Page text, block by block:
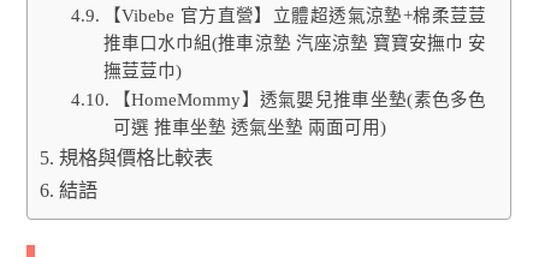
【Vibebe 官方直營】立體超透氣涼墊+棉柔荳荳
推車口水巾組(推車涼墊 汽座涼墊 寶寶安撫巾 安
撫荳荳巾)
【HomeMommy】透氣嬰兒推車坐墊(素色多色
可選 推車坐墊 透氣坐墊 兩面可用)
規格與價格比較表
結語